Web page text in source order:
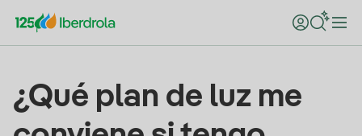
¿Qué plan de luz me